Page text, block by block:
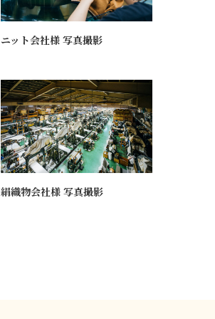
ニット会社様 写真撮影
絹織物会社様 写真撮影